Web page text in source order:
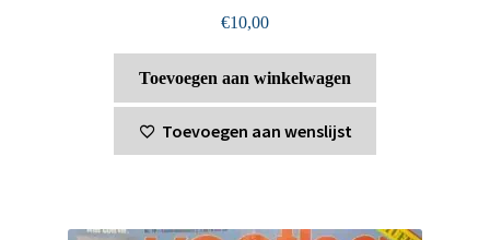
€10,00
Toevoegen aan winkelwagen
Toevoegen aan wenslijst